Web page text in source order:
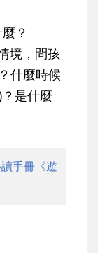
？
境，問孩
什麼時候
是什麼
手冊《遊